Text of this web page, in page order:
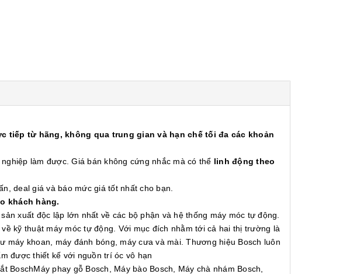
tiếp từ hãng, không qua trung gian và hạn chế tối đa các khoản
làm được. Giá bán không cứng nhắc mà có thể linh động theo
deal giá và báo mức giá tốt nhất cho bạn.
khách hàng.
xuất độc lập lớn nhất về các bộ phận và hệ thống máy móc tự động.
kỹ thuật máy móc tự động. Với mục đích nhằm tới cả hai thị trường là
khoan, máy đánh bóng, máy cưa và mài. Thương hiệu Bosch luôn
được thiết kế với nguồn trí óc vô hạn
phay gỗ Bosch, Máy bào Bosch, Máy chà nhám Bosch,